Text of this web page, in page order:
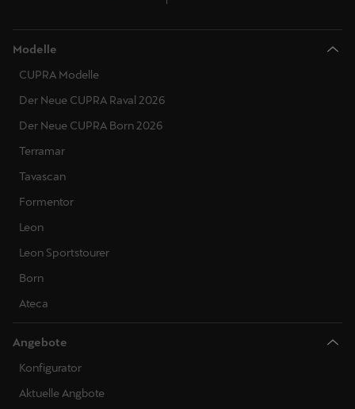
Modelle
CUPRA Modelle
Der Neue CUPRA Raval 2026
Der Neue CUPRA Born 2026
Terramar
Tavascan
Formentor
Leon
Leon Sportstourer
Born
Ateca
Angebote
Konfigurator
Aktuelle Angbote